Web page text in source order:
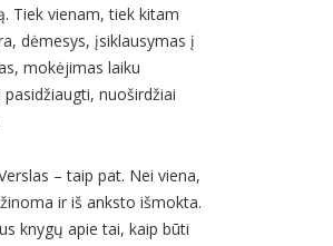
Tiek vienam, tiek kitam
dėmesys, įsiklausymas į
mokėjimas laiku
nuoširdžiai
– taip pat. Nei viena,
ir iš anksto išmokta.
knygų apie tai, kaip būti